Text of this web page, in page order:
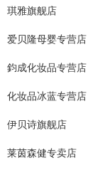
琪雅旗舰店
爱贝隆母婴专营店
鈞成化妆品专营店
化妆品冰蓝专营店
伊贝诗旗舰店
莱茵森健专卖店